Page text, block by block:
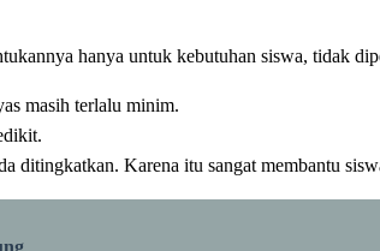
hanya untuk kebutuhan siswa, tidak
masih terlalu minim.
ditingkatkan. Karena itu sangat membantu